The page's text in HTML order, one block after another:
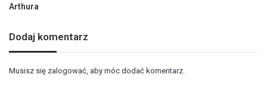
Arthura
Dodaj komentarz
Musisz się zalogować , aby móc dodać komentarz.